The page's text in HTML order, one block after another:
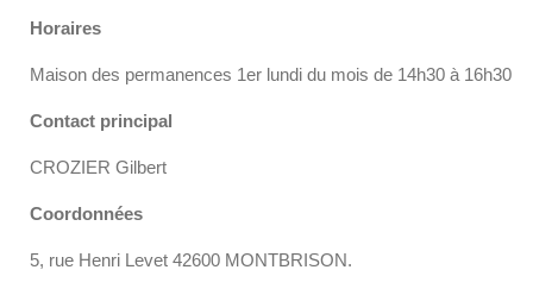
Horaires
Maison des permanences 1er lundi du mois de 14h30 à 16h30
Contact principal
CROZIER Gilbert
Coordonnées
5, rue Henri Levet 42600 MONTBRISON.